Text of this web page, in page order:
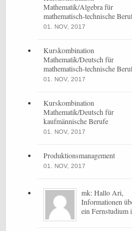
Mathematik/Algebra für
mathematisch-technische
01. NOV, 2017
Kurskombination
Mathematik/Deutsch für
mathematisch-technische
01. NOV, 2017
Kurskombination
Mathematik/Deutsch für
kaufmännische Berufe
01. NOV, 2017
Produktionsmanagement
01. NOV, 2017
mk: Hallo Ari,
Informationen
ein Fernstudium